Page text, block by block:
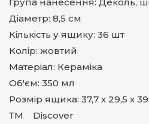
Діаметр: 8,5 см
Кількість у ящику: 36 шт
Колір: жовтий
Матеріал: Кераміка
Об'єм: 350 мл
Розмір ящика: 37,7 х 29,5 х
ТМ Discover